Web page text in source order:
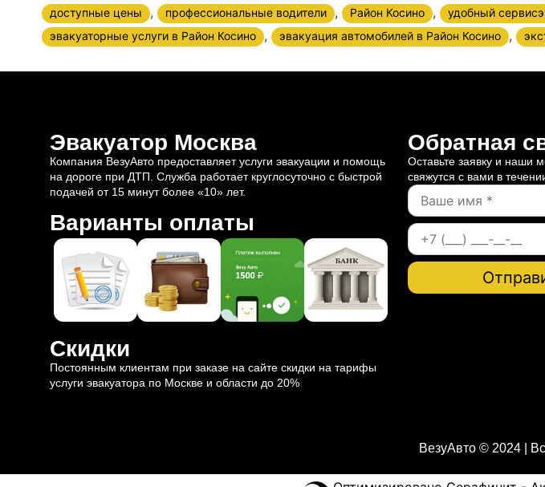
доступные цены , профессиональные водители , Район Косино , удобный
эвакуаторные услуги в Район Косино , эвакуация автомобилей в Район Косино ,
Эвакуатор Москва
Компания ВезуАвто предоставляет услуги эвакуации и помощь
на дороге при ДТП. Служба работает круглосуточно с быстрой
подачей от 15 минут более «10» лет.
Варианты оплаты
Скидки
Постоянным клиентам при заказе на сайте скидки на тарифы
услуги эвакуатора по Москве и области до 20%
Обратная
Оставьте заявку и наши
свяжутся с вами в
ВезуАвто © 2024 |